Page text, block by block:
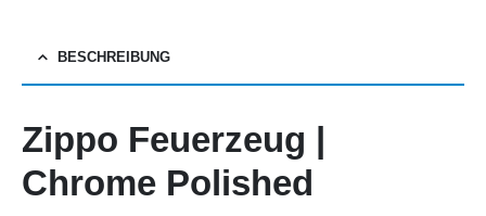
BESCHREIBUNG
Zippo Feuerzeug |
Chrome Polished